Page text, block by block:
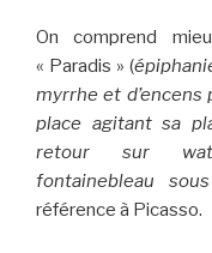
On comprend
« Paradis » (
myrrhe et
place agitant sa
retour sur
fontainebleau
référence à Picasso.